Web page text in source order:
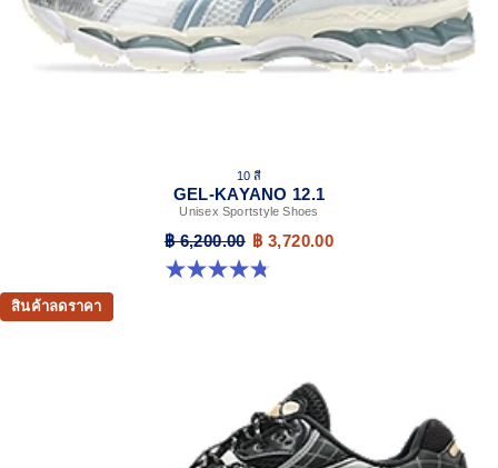
10 สี
GEL-KAYANO 12.1
Unisex Sportstyle Shoes
฿ 6,200.00 ฿ 3,720.00
4.8 จาก 5 ดาว 208 รีวิว
สินค้าลดราคา